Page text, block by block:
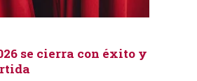
se cierra con éxito y